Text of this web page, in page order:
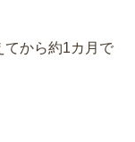
てから約1カ月で